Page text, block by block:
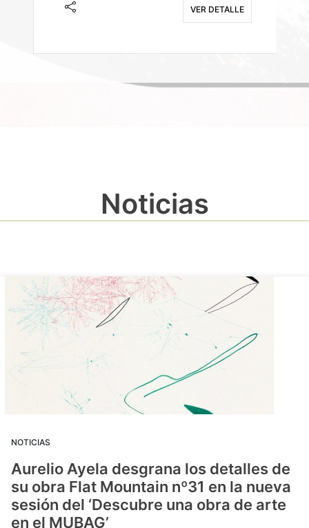
VER DETALLE
Noticias
NOTICIAS
Aurelio Ayela desgrana los detalles de
su obra Flat Mountain nº31 en la nueva
sesión del ‘Descubre una obra de arte
en el MUBAG’